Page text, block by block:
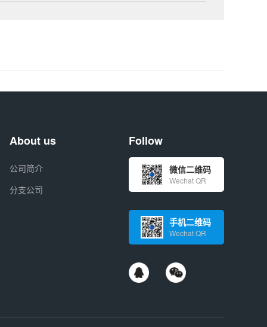
About us
公司简介
分支公司
Follow
微信二维码
Wechat QR
手机二维码
Wechat QR